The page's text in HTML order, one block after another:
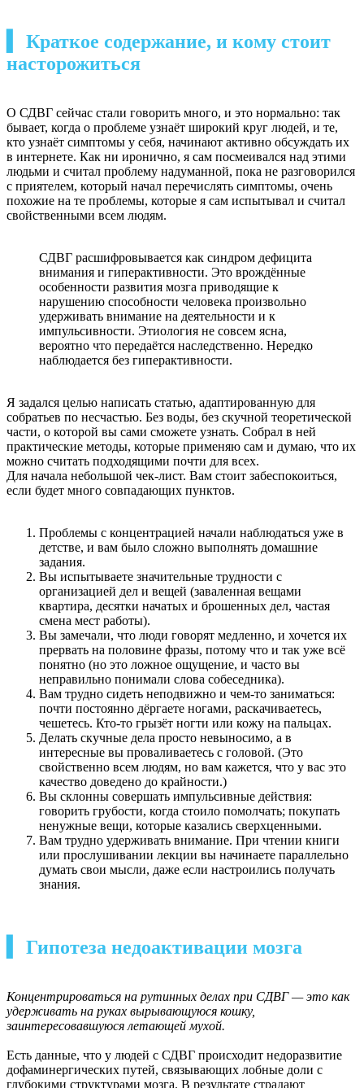
▍ Краткое содержание, и кому стоит
насторожиться
О СДВГ сейчас стали говорить много, и это нормально: так
бывает, когда о проблеме узнаёт широкий круг людей, и те,
кто узнаёт симптомы у себя, начинают активно обсуждать их
в интернете. Как ни иронично, я сам посмеивался над этими
людьми и считал проблему надуманной, пока не разговорился
с приятелем, который начал перечислять симптомы, очень
похожие на те проблемы, которые я сам испытывал и считал
свойственными всем людям.
СДВГ расшифровывается как синдром дефицита
внимания и гиперактивности. Это врождённые
особенности развития мозга приводящие к
нарушению способности человека произвольно
удерживать внимание на деятельности и к
импульсивности. Этиология не совсем ясна,
вероятно что передаётся наследственно. Нередко
наблюдается без гиперактивности.
Я задался целью написать статью, адаптированную для
собратьев по несчастью. Без воды, без скучной теоретической
части, о которой вы сами сможете узнать. Собрал в ней
практические методы, которые применяю сам и думаю, что их
можно считать подходящими почти для всех.
Для начала небольшой чек-лист. Вам стоит забеспокоиться,
если будет много совпадающих пунктов.
Проблемы с концентрацией начали наблюдаться уже в
детстве, и вам было сложно выполнять домашние
задания.
Вы испытываете значительные трудности с
организацией дел и вещей (заваленная вещами
квартира, десятки начатых и брошенных дел, частая
смена мест работы).
Вы замечали, что люди говорят медленно, и хочется их
прервать на половине фразы, потому что и так уже всё
понятно (но это ложное ощущение, и часто вы
неправильно понимали слова собеседника).
Вам трудно сидеть неподвижно и чем-то заниматься:
почти постоянно дёргаете ногами, раскачиваетесь,
чешетесь. Кто-то грызёт ногти или кожу на пальцах.
Делать скучные дела просто невыносимо, а в
интересные вы проваливаетесь с головой. (Это
свойственно всем людям, но вам кажется, что у вас это
качество доведено до крайности.)
Вы склонны совершать импульсивные действия:
говорить грубости, когда стоило помолчать; покупать
ненужные вещи, которые казались сверхценными.
Вам трудно удерживать внимание. При чтении книги
или прослушивании лекции вы начинаете параллельно
думать свои мысли, даже если настроились получать
знания.
▍ Гипотеза недоактивации мозга
Концентрироваться на рутинных делах при СДВГ — это как
удерживать на руках вырывающуюся кошку,
заинтересовавшуюся летающей мухой.
Есть данные, что у людей с СДВГ происходит недоразвитие
дофаминергических путей, связывающих лобные доли с
глубокими структурами мозга. В результате страдают